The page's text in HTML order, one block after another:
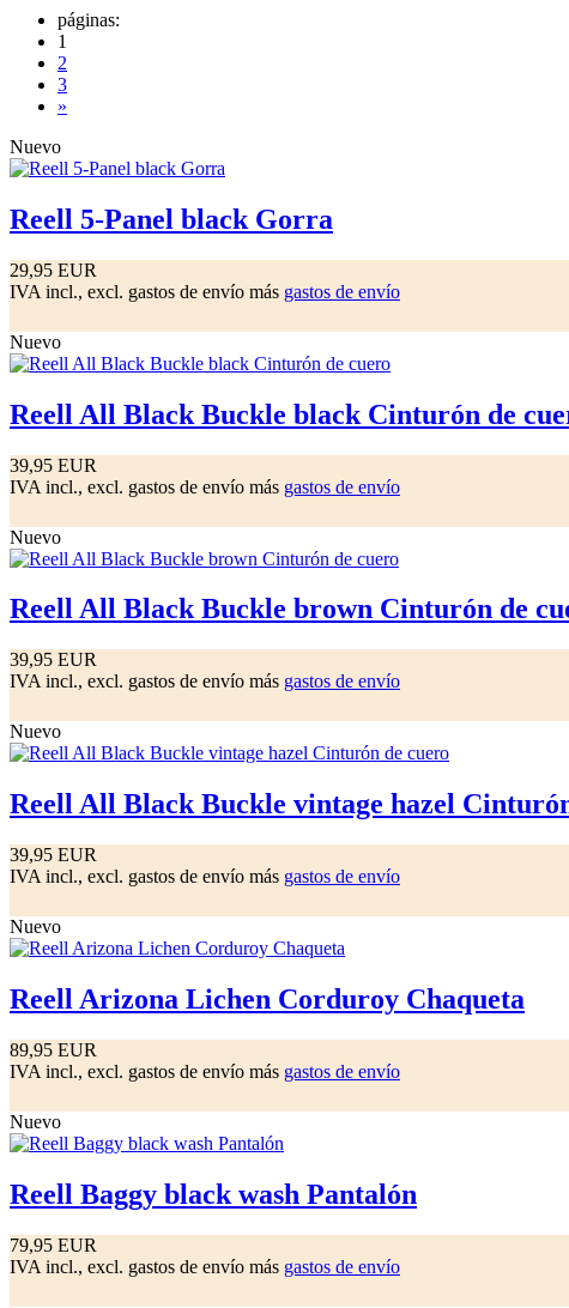
páginas:
1
2
3
»
Nuevo
Reell 5-Panel black Gorra
29,95 EUR
IVA incl., excl. gastos de envío más gastos de envío
Nuevo
Reell All Black Buckle black Cinturón de
39,95 EUR
IVA incl., excl. gastos de envío más gastos de envío
Nuevo
Reell All Black Buckle brown Cinturón de
39,95 EUR
IVA incl., excl. gastos de envío más gastos de envío
Nuevo
Reell All Black Buckle vintage hazel
39,95 EUR
IVA incl., excl. gastos de envío más gastos de envío
Nuevo
Reell Arizona Lichen Corduroy Chaqueta
89,95 EUR
IVA incl., excl. gastos de envío más gastos de envío
Nuevo
Reell Baggy black wash Pantalón
79,95 EUR
IVA incl., excl. gastos de envío más gastos de envío